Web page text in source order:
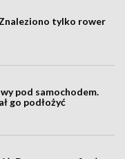
tylko rower
pod samochodem.
go podłożyć